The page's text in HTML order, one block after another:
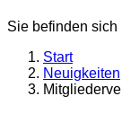
Sie befinden sich
Start
Neuigkeiten